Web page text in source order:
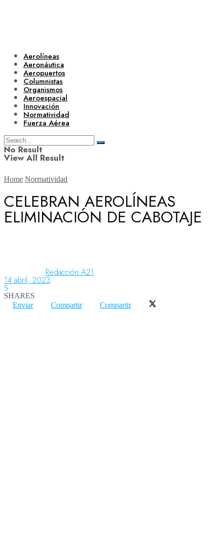
Aerolíneas
Aeronáutica
Aeropuertos
Columnistas
Organismos
Aeroespacial
Innovación
Normatividad
Fuerza Aérea
No Result
View All Result
Aerolíneas
Aeropuertos
Home Normatividad
CELEBRAN AEROLÍNEAS
ELIMINACIÓN DE CABOTAJE
Redacción A21
14 abril, 2023
5
SHARES
Enviar
Compartir Compartir